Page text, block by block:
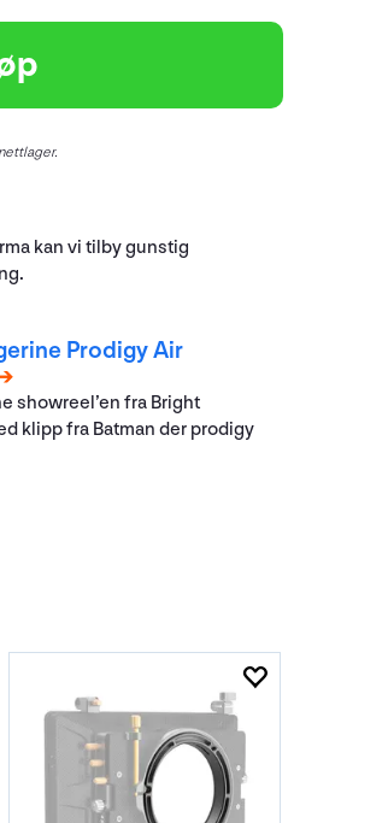
kan vi tilby gunstig
Prodigy Air
showreel’en fra Bright
klipp fra Batman der prodigy